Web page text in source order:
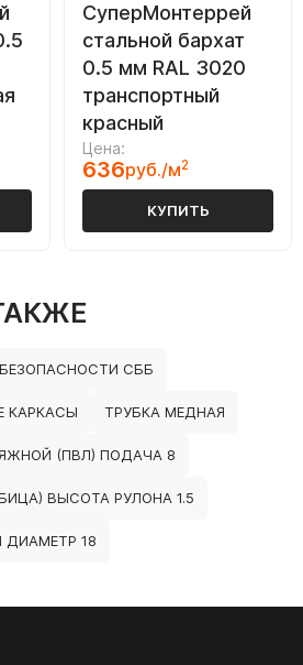
СуперМонтеррей
стальной бархат
0.5 мм RAL 3020
транспортный
красный
Цена:
636руб./м2
КУПИТЬ
СББ
КАРКАСЫ ТРУБКА МЕДНАЯ
(ПВЛ) ПОДАЧА 8
ВЫСОТА РУЛОНА 1.5
18